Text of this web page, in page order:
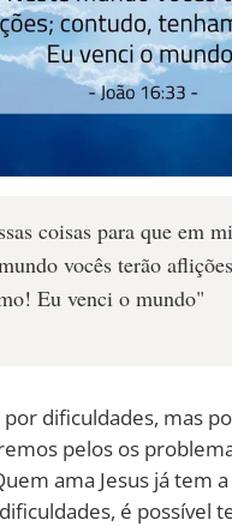
coisas para que em
vocês terão
Eu venci o mundo"
por dificuldades, mas
pelos os
ama Jesus já tem
é possível